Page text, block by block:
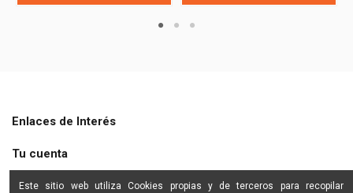
Enlaces de Interés
Tu cuenta
Shine Star
Este sitio web utiliza Cookies propias y de terceros para recopilar